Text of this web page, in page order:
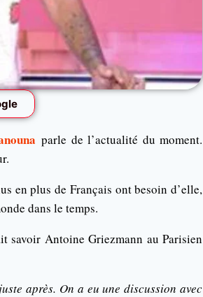
parle de l’actualité du moment.
en plus de Français ont besoin d’elle,
dans le temps.
savoir Antoine Griezmann au Parisien
après. On a eu une discussion avec